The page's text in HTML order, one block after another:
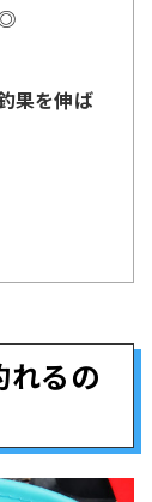
果を伸ば
れるの